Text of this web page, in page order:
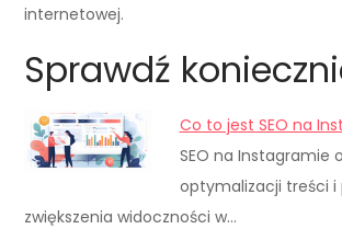
internetowej.
Sprawdź
Co to jest SEO na
SEO na Instagramie
optymalizacji treści i
zwiększenia widoczności w…